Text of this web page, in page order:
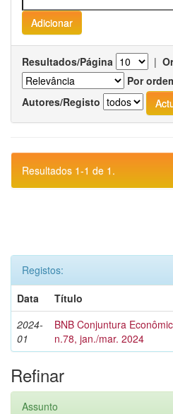
Resultados/Página |
Por
Autores/Registo
Resultados 1-1 de 1.
Registos:
Data
Título
2024-
01
BNB Conjuntura
n.78, jan./mar. 2024
Refinar
Assunto